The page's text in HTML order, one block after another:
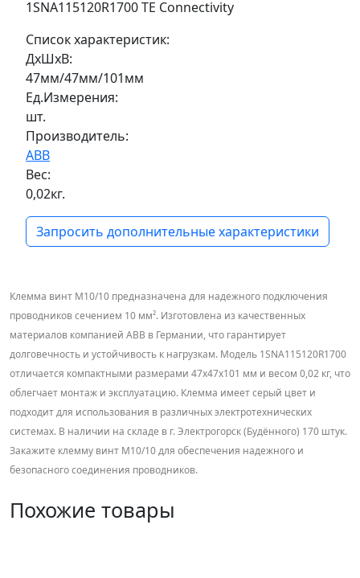
1SNA115120R1700 TE Connectivity
Список характеристик:
ДxШxВ:
47мм/47мм/101мм
Ед.Измерения:
шт.
Производитель:
ABB
Вес:
0,02кг.
Запросить дополнительные характеристики
Клемма винт M10/10 предназначена для надежного подключения
проводников сечением 10 мм². Изготовлена из качественных
материалов компанией ABB в Германии, что гарантирует
долговечность и устойчивость к нагрузкам. Модель 1SNA115120R1700
отличается компактными размерами 47х47х101 мм и весом 0,02 кг, что
облегчает монтаж и эксплуатацию. Клемма имеет серый цвет и
подходит для использования в различных электротехнических
системах. В наличии на складе в г. Электрогорск (Будённого) 170 штук.
Закажите клемму винт M10/10 для обеспечения надежного и
безопасного соединения проводников.
Похожие товары